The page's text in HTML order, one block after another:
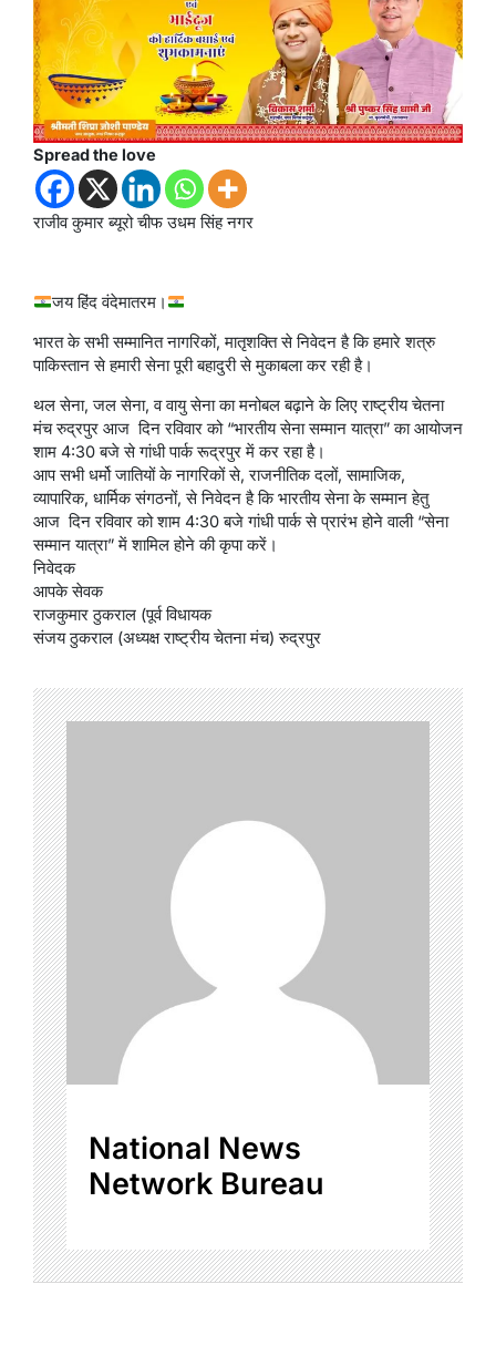
Spread the love
राजीव कुमार ब्यूरो चीफ उधम सिंह नगर
जय हिंद वंदेमातरम।
भारत के सभी सम्मानित नागरिकों, मातृशक्ति से निवेदन है कि हमारे शत्रु
पाकिस्तान से हमारी सेना पूरी बहादुरी से मुकाबला कर रही है।
थल सेना, जल सेना, व वायु सेना का मनोबल बढ़ाने के लिए राष्ट्रीय चेतना
मंच रुद्रपुर आज दिन रविवार को “भारतीय सेना सम्मान यात्रा” का आयोजन
शाम 4:30 बजे से गांधी पार्क रूद्रपुर में कर रहा है।
आप सभी धर्मो जातियों के नागरिकों से, राजनीतिक दलों, सामाजिक,
व्यापारिक, धार्मिक संगठनों, से निवेदन है कि भारतीय सेना के सम्मान हेतु
आज दिन रविवार को शाम 4:30 बजे गांधी पार्क से प्रारंभ होने वाली “सेना
सम्मान यात्रा” में शामिल होने की कृपा करें।
निवेदक
आपके सेवक
राजकुमार ठुकराल (पूर्व विधायक
संजय ठुकराल (अध्यक्ष राष्ट्रीय चेतना मंच) रुद्रपुर
National News
Network Bureau